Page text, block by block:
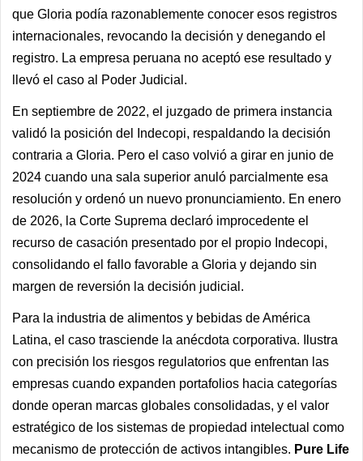
que Gloria podía razonablemente conocer esos registros
internacionales, revocando la decisión y denegando el
registro. La empresa peruana no aceptó ese resultado y
llevó el caso al Poder Judicial.
En septiembre de 2022, el juzgado de primera instancia
validó la posición del Indecopi, respaldando la decisión
contraria a Gloria. Pero el caso volvió a girar en junio de
2024 cuando una sala superior anuló parcialmente esa
resolución y ordenó un nuevo pronunciamiento. En enero
de 2026, la Corte Suprema declaró improcedente el
recurso de casación presentado por el propio Indecopi,
consolidando el fallo favorable a Gloria y dejando sin
margen de reversión la decisión judicial.
Para la industria de alimentos y bebidas de América
Latina, el caso trasciende la anécdota corporativa. Ilustra
con precisión los riesgos regulatorios que enfrentan las
empresas cuando expanden portafolios hacia categorías
donde operan marcas globales consolidadas, y el valor
estratégico de los sistemas de propiedad intelectual como
mecanismo de protección de activos intangibles. Pure Life